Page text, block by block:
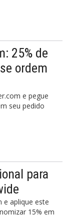
25% de
ordem
e pegue
seu pedido
para
e aplique este
15% em